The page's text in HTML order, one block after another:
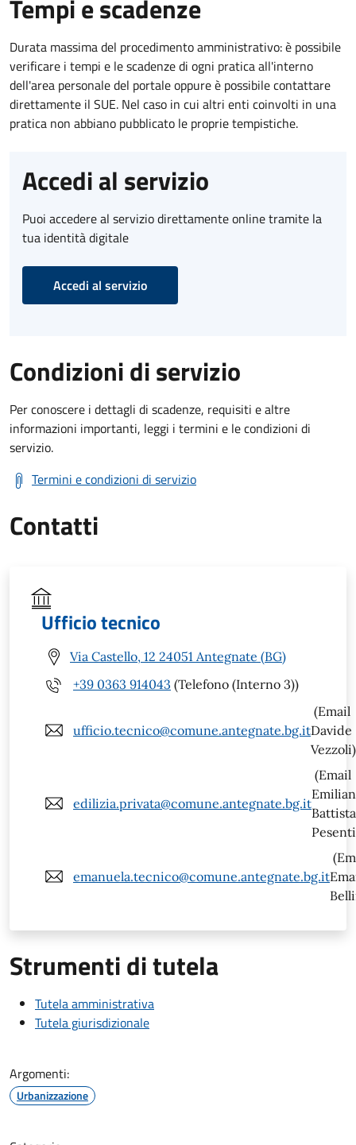
Tempi e scadenze
Durata massima del procedimento amministrativo: è possibile
verificare i tempi e le scadenze di ogni pratica all'interno
dell'area personale del portale oppure è possibile contattare
direttamente il SUE. Nel caso in cui altri enti coinvolti in una
pratica non abbiano pubblicato le proprie tempistiche.
Accedi al servizio
Puoi accedere al servizio direttamente online tramite la
tua identità digitale
Accedi al servizio
Condizioni di servizio
Per conoscere i dettagli di scadenze, requisiti e altre
informazioni importanti, leggi i termini e le condizioni di
servizio.
Termini e condizioni di servizio
Contatti
Ufficio tecnico
Via Castello, 12 24051 Antegnate (BG)
+39 0363 914043 (Telefono (Interno 3))
ufficio.tecnico@comune.antegnate.bg.it
(Email
Davide
Vezzoli)
edilizia.privata@comune.antegnate.bg.it
(Email
Battista
emanuela.tecnico@comune.antegnate.bg.it
Strumenti di tutela
Tutela amministrativa
Tutela giurisdizionale
Argomenti:
Urbanizzazione